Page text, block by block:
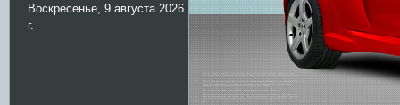
Воскресенье, 9 августа 2026
г.